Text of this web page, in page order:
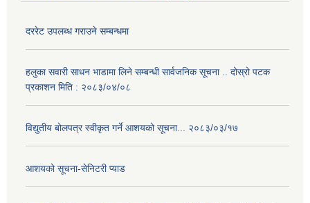
दररेट उपलब्ध गराउने सम्बन्धमा
हलुका सवारी साधन भाडामा लिने सम्बन्धी सार्वजनिक सूचना .. दोस्रो पटक
प्रकाशन मिति : २०८३/०४/०८
विद्युतीय बोलपत्र स्वीकृत गर्ने आशयको सूचना... २०८३/०३/१७
आशयको सूचना-सेनिटरी प्याड